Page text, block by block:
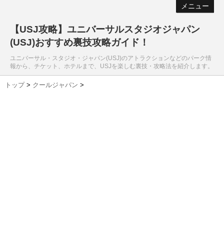
メニュー
【USJ攻略】ユニバーサルスタジオジャパン
(USJ)おすすめ裏技攻略ガイド！
ユニバーサル・スタジオ・ジャパン(USJ)のアトラクションなどのパーク情
報から、チケット、ホテルまで、USJを楽しむ裏技・攻略法を紹介します。
トップ > クールジャパン >